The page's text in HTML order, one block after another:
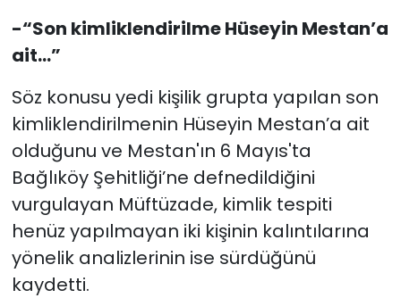
-“Son kimliklendirilme Hüseyin Mestan’a
ait…”
Söz konusu yedi kişilik grupta yapılan son
kimliklendirilmenin Hüseyin Mestan’a ait
olduğunu ve Mestan'ın 6 Mayıs'ta
Bağlıköy Şehitliği’ne defnedildiğini
vurgulayan Müftüzade, kimlik tespiti
henüz yapılmayan iki kişinin kalıntılarına
yönelik analizlerinin ise sürdüğünü
kaydetti.